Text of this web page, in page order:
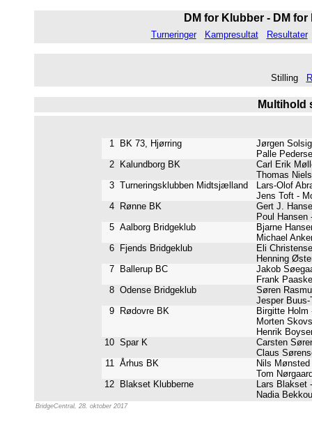
DM for Klubber - DM
Turneringer Kampresultat Resultater
Stilling
1 BK 73, Hjørring
Jørgen
Palle
2 Kalundborg BK
Carl Erik
Thomas
3 Turneringsklubben Midtsjælland
Lars-Olof
Jens Toft -
4 Rønne BK
Gert J.
Poul
5 Aalborg Bridgeklub
Bjarne
Michael
6 Fjends Bridgeklub
Eli
Henning
7 Ballerup BC
Jakob
Frank
8 Odense Bridgeklub
Søren
Jesper
9 Rødovre BK
Birgitte
Morten
Henrik
10 Spar K
Carsten
Claus
11 Århus BK
Nils
Tom
12 Blakset Klubberne
Lars Blakset
Nadia
BridgeCentral, 28. oktober 2017